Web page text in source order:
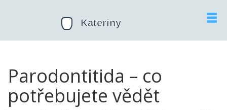
Parodontitida – co
potřebujete vědět